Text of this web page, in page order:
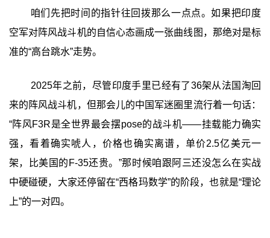
咱们先把时间的指针往回拨那么一点点。如果把印度
空军对阵风战斗机的自信心态画成一张曲线图，那绝对是标
准的“高台跳水”走势。
2025年之前，尽管印度手里已经有了36架从法国淘回
来的阵风战斗机，但那会儿的中国军迷圈里流行着一句话：
“阵风F3R是全世界最会摆pose的战斗机——挂载能力确实
强，看着确实唬人，价格也确实离谱，单价2.5亿美元一
架，比美国的F-35还贵。”那时候咱跟阿三还没怎么在实战
中硬碰硬，大家还停留在“西格玛数学”的阶段，也就是“理论
上”的一对四。